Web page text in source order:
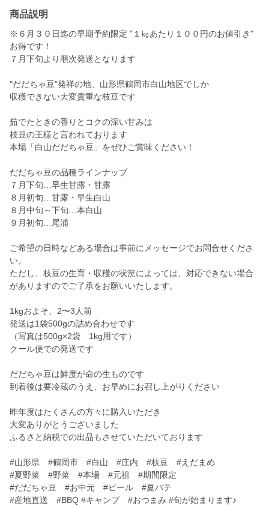
商品説明
※６月３０日迄の早期予約限定 "１㎏あたり１００円のお値引き"
お得です！
７月下旬より順次発送となります
"だだちゃ豆"発祥の地、山形県鶴岡市白山地区でしか
収穫できない大変貴重な枝豆です
茹でたときの香りとコクの深い甘みは
枝豆の王様と言われております
本場「白山だだちゃ豆」をぜひご賞味ください！
だだちゃ豆の品種ラインナップ
７月下旬…早生甘露・甘露
８月初旬…甘露・早生白山
８月中旬～下旬…本白山
９月初旬…尾浦
ご希望の日時などある場合は事前にメッセージでお問合せくださ
い。
ただし、枝豆の生育・収穫の状況によっては、対応できない場合
がありますのでご了承をお願いいたします。
1kgおよそ、2〜3人前
発送は1袋500gの詰め合わせです
（写真は500g×2袋 1kg用です）
クール便での発送です
だだちゃ豆は鮮度が命の生ものです
到着後は要冷蔵のうえ、お早めにお召し上がりください
昨年度はたくさんの方々に購入いただき
大変ありがとうございました
ふるさと納税での出品もさせていただいております
#山形県 #鶴岡市 #白山 #庄内 #枝豆 #えだまめ
#夏野菜 #野菜 #本場 #元祖 #期間限定
#だだちゃ豆 #お中元 #ビール #夏バテ
#産地直送 #BBQ #キャンプ #おつまみ #旬が始まります♪